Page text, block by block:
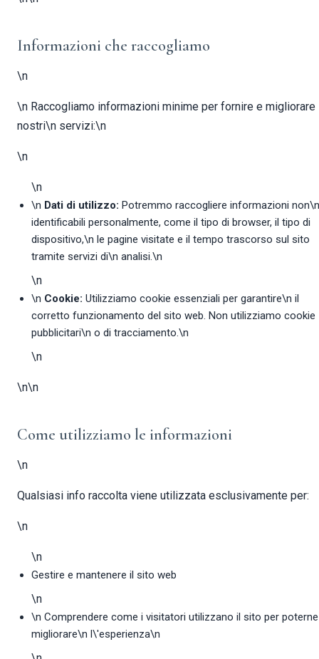
Informazioni che raccogliamo
\n
\n Raccogliamo informazioni minime per fornire e migliorare
nostri\n servizi:\n
\n
\n
\n Dati di utilizzo: Potremmo raccogliere informazioni non\n
identificabili personalmente, come il tipo di browser, il tipo di
dispositivo,\n le pagine visitate e il tempo trascorso sul sito
tramite servizi di\n analisi.\n
\n
\n Cookie: Utilizziamo cookie essenziali per garantire\n il
corretto funzionamento del sito web. Non utilizziamo cookie
pubblicitari\n o di tracciamento.\n
\n
\n\n
Come utilizziamo le informazioni
\n
Qualsiasi info raccolta viene utilizzata esclusivamente per:
\n
\n
Gestire e mantenere il sito web
\n
\n Comprendere come i visitatori utilizzano il sito per poterne
migliorare\n l\'esperienza\n